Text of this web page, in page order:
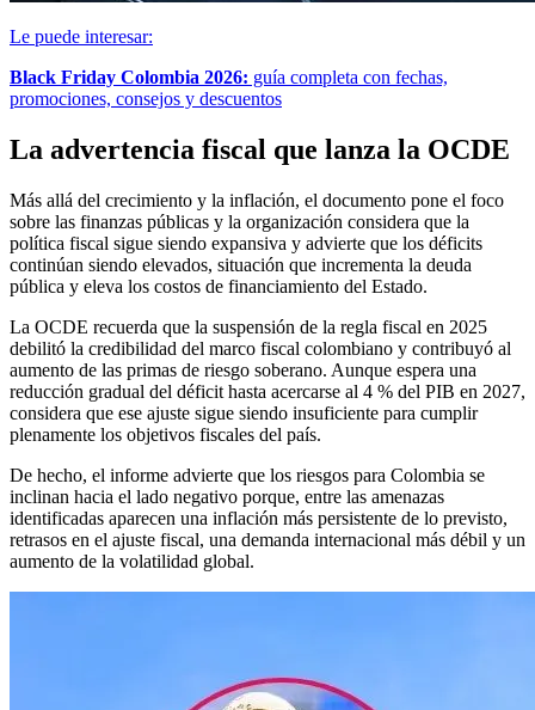
Le puede interesar:
Black Friday Colombia 2026: guía completa con fechas,
promociones, consejos y descuentos
La advertencia fiscal que lanza la OCDE
Más allá del crecimiento y la inflación, el documento pone el foco
sobre las finanzas públicas y la organización considera que la
política fiscal sigue siendo expansiva y advierte que los déficits
continúan siendo elevados, situación que incrementa la deuda
pública y eleva los costos de financiamiento del Estado.
La OCDE recuerda que la suspensión de la regla fiscal en 2025
debilitó la credibilidad del marco fiscal colombiano y contribuyó al
aumento de las primas de riesgo soberano. Aunque espera una
reducción gradual del déficit hasta acercarse al 4 % del PIB en 2027,
considera que ese ajuste sigue siendo insuficiente para cumplir
plenamente los objetivos fiscales del país.
De hecho, el informe advierte que los riesgos para Colombia se
inclinan hacia el lado negativo porque, entre las amenazas
identificadas aparecen una inflación más persistente de lo previsto,
retrasos en el ajuste fiscal, una demanda internacional más débil y un
aumento de la volatilidad global.